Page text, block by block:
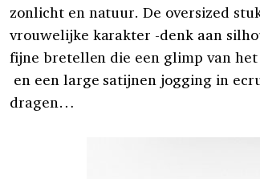
zonlicht en natuur. De oversized
vrouwelijke karakter -denk aan
fijne bretellen die een glimp van
en een large satijnen jogging in
dragen…